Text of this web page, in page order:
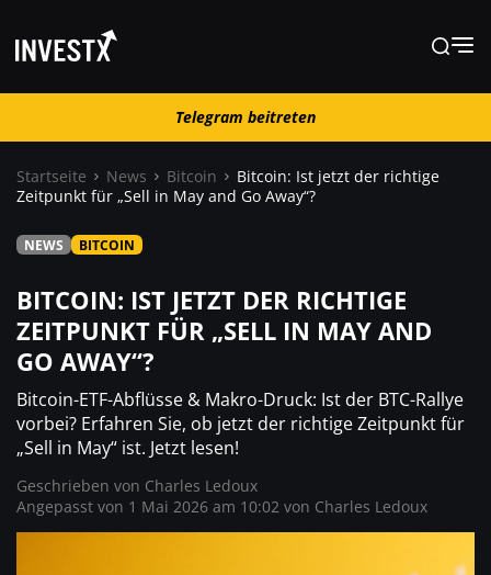
Telegram beitreten
Lernen
Trading
Wo kaufen ?
Casino
Telegram beitreten
Startseite News Bitcoin
Bitcoin: Ist jetzt der richtige
Zeitpunkt für „Sell in May and Go Away“?
NEWS BITCOIN
BITCOIN: IST JETZT DER RICHTIGE
ZEITPUNKT FÜR „SELL IN MAY AND
GO AWAY“?
Bitcoin-ETF-Abflüsse & Makro-Druck: Ist der BTC-Rallye
vorbei? Erfahren Sie, ob jetzt der richtige Zeitpunkt für
„Sell in May“ ist. Jetzt lesen!
Geschrieben von Charles Ledoux
Angepasst von 1 Mai 2026 am 10:02 von Charles Ledoux